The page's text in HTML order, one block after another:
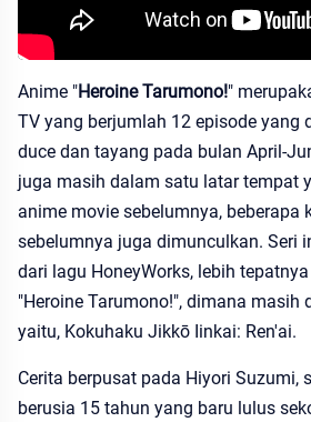
Anime "Heroine Tarumono!"
TV yang berjumlah 12 episode yang
duce dan tayang pada bulan April-
juga masih dalam satu latar tempat
anime movie sebelumnya, beberapa
sebelumnya juga dimunculkan. Seri
dari lagu HoneyWorks, lebih
"Heroine Tarumono!", dimana masih
yaitu, Kokuhaku Jikkō Iinkai: Ren'ai.
Cerita berpusat pada Hiyori Suzumi,
berusia 15 tahun yang baru lulus